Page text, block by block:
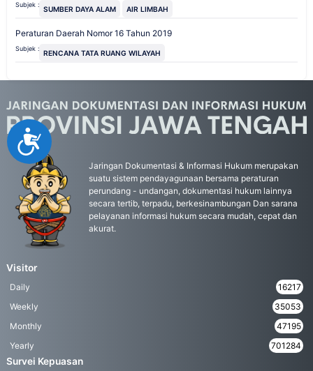
Accessibility
Subjek : SUMBER DAYA ALAM AIR LIMBAH
Peraturan Daerah Nomor 16 Tahun 2019
Subjek : RENCANA TATA RUANG WILAYAH
Jaringan Dokumentasi & Informasi Hukum merupakan
suatu sistem pendayagunaan bersama peraturan
perundang - undangan, dokumentasi hukum lainnya
secara tertib, terpadu, berkesinambungan Dan sarana
pelayanan informasi hukum secara mudah, cepat dan
akurat.
Visitor
Daily
16217
Weekly
35053
Monthly
47195
Yearly
701284
Survei Kepuasan